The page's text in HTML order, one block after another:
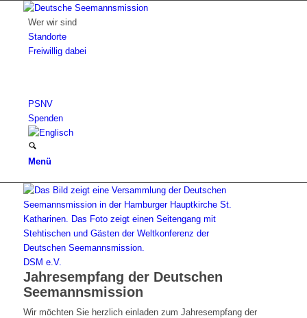
Wer wir sind
Standorte
Freiwillig dabei
PSNV
Spenden
Menü
DSM e.V.
Jahresempfang der Deutschen
Seemannsmission
Wir möchten Sie herzlich einladen zum Jahresempfang der